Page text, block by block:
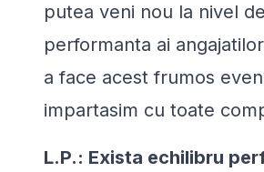
putea veni nou la nivel
performanta ai
a face acest frumos
impartasim cu toate
L.P.: Exista echilibru